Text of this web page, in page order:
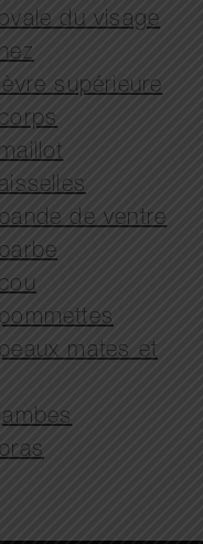
du visage
supérieure
de ventre
mates et